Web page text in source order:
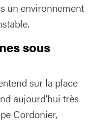
un environnement
sous
sur la place
aujourd’hui très
Cordonier,